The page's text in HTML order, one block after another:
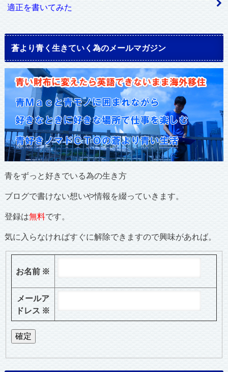
適正を書いてみた
蒼より青く生きていく為のメールマガジン
青をずっと好きでいる為の生き方
ブログで書けない想いや情報を綴っていきます。
登録は無料です。
気に入らなければすぐに解除できますので興味があれば。
お名前 ※
メールア
ドレス ※